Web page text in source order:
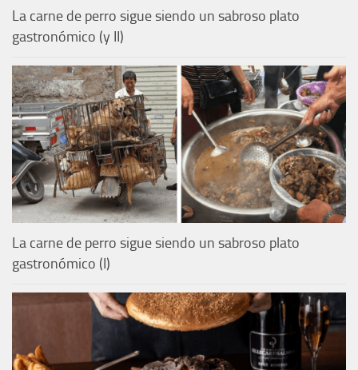
La carne de perro sigue siendo un sabroso plato
gastronómico (y II)
La carne de perro sigue siendo un sabroso plato
gastronómico (I)